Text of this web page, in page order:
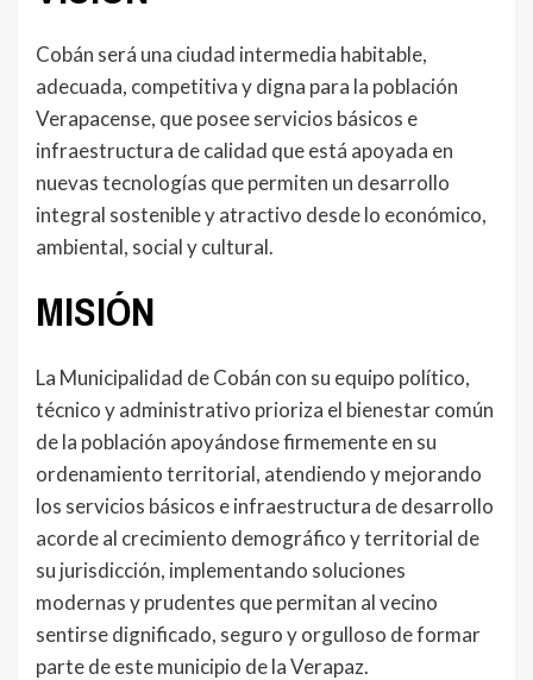
Cobán será una ciudad intermedia habitable,
adecuada, competitiva y digna para la población
Verapacense, que posee servicios básicos e
infraestructura de calidad que está apoyada en
nuevas tecnologías que permiten un desarrollo
integral sostenible y atractivo desde lo económico,
ambiental, social y cultural.
MISIÓN
La Municipalidad de Cobán con su equipo político,
técnico y administrativo prioriza el bienestar común
de la población apoyándose firmemente en su
ordenamiento territorial, atendiendo y mejorando
los servicios básicos e infraestructura de desarrollo
acorde al crecimiento demográfico y territorial de
su jurisdicción, implementando soluciones
modernas y prudentes que permitan al vecino
sentirse dignificado, seguro y orgulloso de formar
parte de este municipio de la Verapaz.